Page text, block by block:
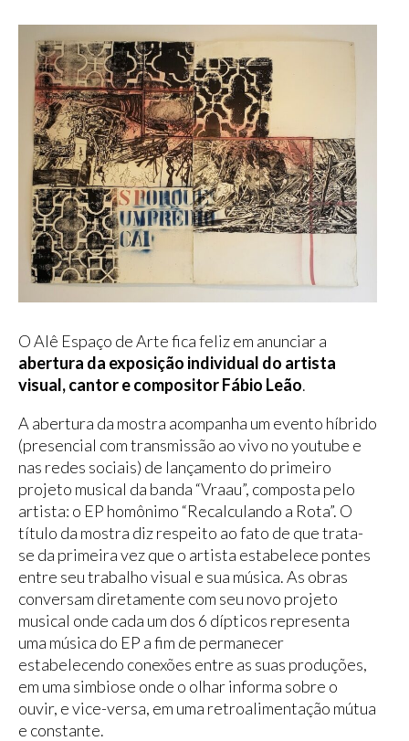
O Alê Espaço de Arte fica feliz em anunciar a
abertura da exposição individual do artista
visual, cantor e compositor Fábio Leão.
A abertura da mostra acompanha um evento híbrido
(presencial com transmissão ao vivo no youtube e
nas redes sociais) de lançamento do primeiro
projeto musical da banda “Vraau”, composta pelo
artista: o EP homônimo “Recalculando a Rota”. O
título da mostra diz respeito ao fato de que trata-
se da primeira vez que o artista estabelece pontes
entre seu trabalho visual e sua música. As obras
conversam diretamente com seu novo projeto
musical onde cada um dos 6 dípticos representa
uma música do EP a fim de permanecer
estabelecendo conexões entre as suas produções,
em uma simbiose onde o olhar informa sobre o
ouvir, e vice-versa, em uma retroalimentação mútua
e constante.